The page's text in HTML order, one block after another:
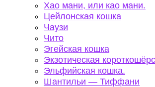
Хао мани, или као мани.
Цейлонская кошка
Чаузи
Чито
Эгейская кошка
Экзотическая
Эльфийская кошка.
Шантильи — Тиффани